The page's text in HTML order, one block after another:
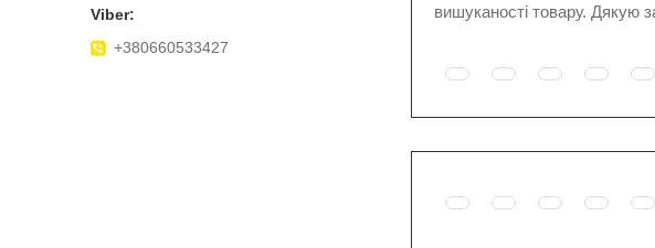
вишуканості товару. Дякую
+380660533427